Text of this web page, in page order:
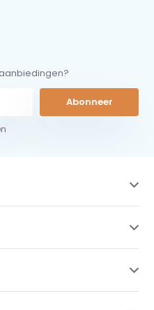
Abonneer